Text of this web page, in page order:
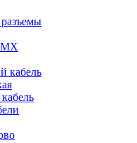
кабель